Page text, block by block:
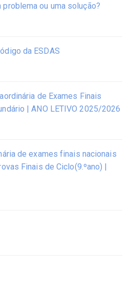
ou uma solução?
da ESDAS
de Exames Finais
| ANO LETIVO 2025/2026
de exames finais nacionais
Finais de Ciclo(9.ºano) |